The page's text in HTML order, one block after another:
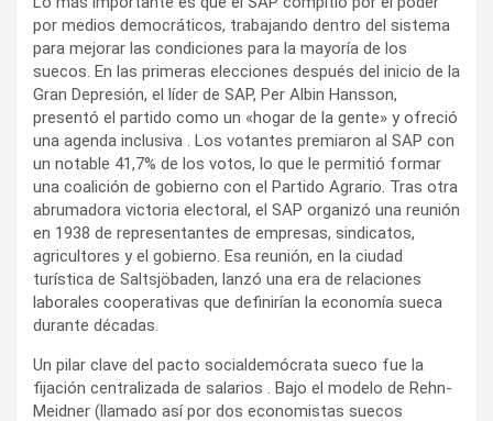
por medios democráticos, trabajando dentro del sistema
para mejorar las condiciones para la mayoría de los
suecos. En las primeras elecciones después del inicio de la
Gran Depresión, el líder de SAP, Per Albin Hansson,
presentó el partido como un «hogar de la gente» y ofreció
una agenda inclusiva . Los votantes premiaron al SAP con
un notable 41,7% de los votos, lo que le permitió formar
una coalición de gobierno con el Partido Agrario. Tras otra
abrumadora victoria electoral, el SAP organizó una reunión
en 1938 de representantes de empresas, sindicatos,
agricultores y el gobierno. Esa reunión, en la ciudad
turística de Saltsjöbaden, lanzó una era de relaciones
laborales cooperativas que definirían la economía sueca
durante décadas.
Un pilar clave del pacto socialdemócrata sueco fue la
fijación centralizada de salarios . Bajo el modelo de Rehn-
Meidner (llamado así por dos economistas suecos